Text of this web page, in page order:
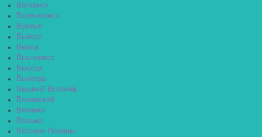
Воткинск
Всеволожск
Вуктыл
Выборг
Выкса
Высоковск
Высоцк
Вытегра
Вышний Волочёк
Вяземский
Вязники
Вязьма
Вятские Поляны